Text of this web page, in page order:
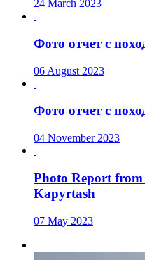
24 March 2023
Фото отчет с
06 August 2023
Фото отчет с
04 November 2023
Photo Report
Kapyrtash
07 May 2023